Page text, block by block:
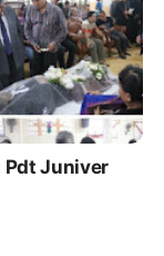
Pdt Juniver